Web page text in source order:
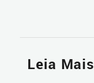
Leia Mais